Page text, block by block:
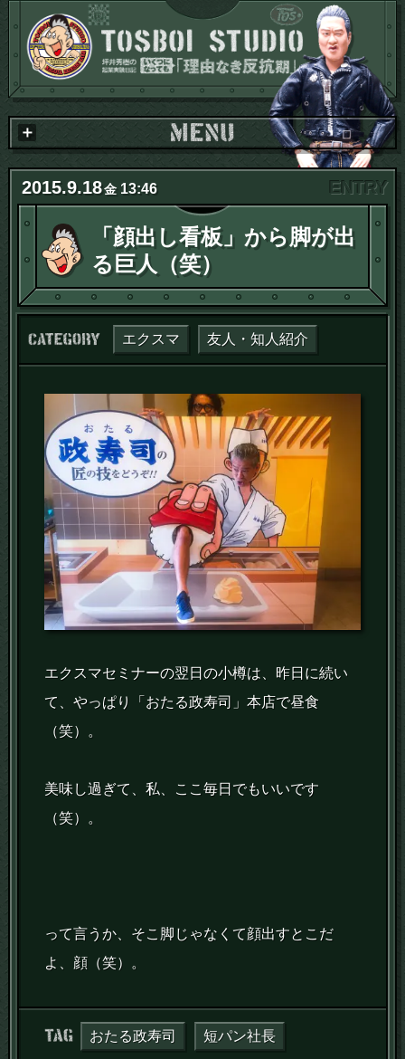
2015.9.18金13:46
「顔出し看板」から脚が出
る巨人（笑）
カテゴリー：
エクスマ 友人・知人紹介
エクスマセミナーの翌日の小樽は、昨日に続い
て、やっぱり「おたる政寿司」本店で昼食
（笑）。
美味し過ぎて、私、ここ毎日でもいいです
（笑）。
って言うか、そこ脚じゃなくて顔出すとこだ
よ、顔（笑）。
タグ：
おたる政寿司 短パン社長